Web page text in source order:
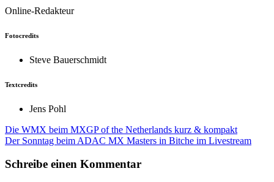
Online-Redakteur
Fotocredits
Steve Bauerschmidt
Textcredits
Jens Pohl
Beitragsnavigation
Die WMX beim MXGP of the Netherlands kurz & kompakt
Der Sonntag beim ADAC MX Masters in Bitche im Livestream
Schreibe einen Kommentar